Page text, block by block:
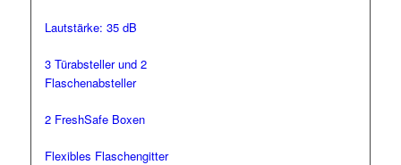
Lautstärke: 35 dB
3 Türabsteller und 2
Flaschenabsteller
2 FreshSafe Boxen
Flexibles Flaschengitter